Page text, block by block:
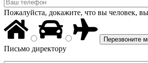
Пожалуйста, докажите, что вы человек,
Письмо директору